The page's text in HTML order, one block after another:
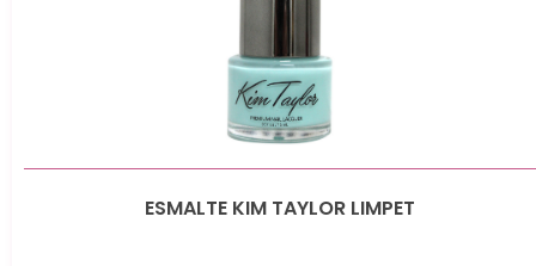
ESMALTE KIM TAYLOR LIMPET